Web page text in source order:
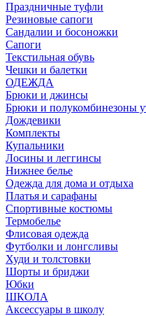
Праздничные туфли
Резиновые сапоги
Сандалии и босоножки
Сапоги
Текстильная обувь
Чешки и балетки
ОДЕЖДА
Брюки и джинсы
Брюки и полукомбинезоны
Дождевики
Комплекты
Купальники
Лосины и леггинсы
Нижнее белье
Одежда для дома и отдыха
Платья и сарафаны
Спортивные костюмы
Термобелье
Флисовая одежда
Футболки и лонгсливы
Худи и толстовки
Шорты и бриджи
Юбки
ШКОЛА
Аксессуары в школу